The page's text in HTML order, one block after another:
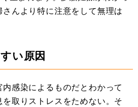
んより特に注意をして無理は
い原因
感染によるものだとわかって
取りストレスをためない。そ